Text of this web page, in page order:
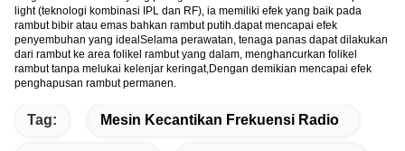
light (teknologi kombinasi IPL dan RF), ia memiliki efek yang baik pada
rambut bibir atau emas bahkan rambut putih.dapat mencapai efek
penyembuhan yang idealSelama perawatan, tenaga panas dapat dilakukan
dari rambut ke area folikel rambut yang dalam, menghancurkan folikel
rambut tanpa melukai kelenjar keringat,Dengan demikian mencapai efek
penghapusan rambut permanen.
Tag: Mesin Kecantikan Frekuensi Radio